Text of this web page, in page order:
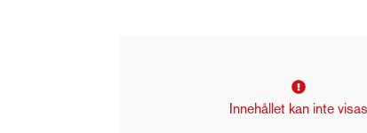
Innehållet kan inte visas